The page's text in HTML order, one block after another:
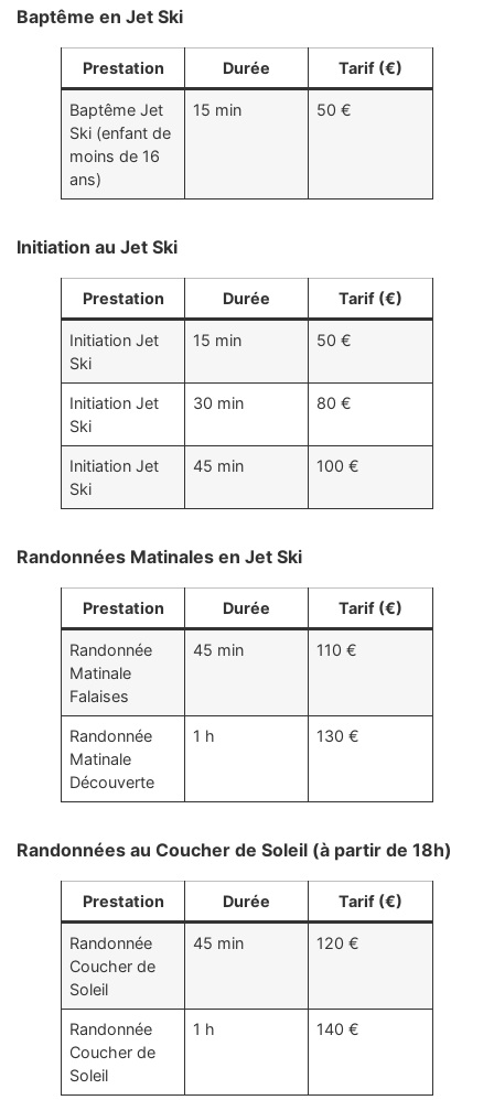
Baptême en Jet Ski
Prestation Durée Tarif (€)
Baptême Jet
Ski (enfant de
moins de 16
ans)
15 min 50 €
Initiation au Jet Ski
Prestation Durée Tarif (€)
Initiation Jet
Ski
15 min 50 €
Initiation Jet
Ski
30 min 80 €
Initiation Jet
Ski
45 min 100 €
Randonnées Matinales en Jet Ski
Prestation Durée Tarif (€)
Randonnée
Matinale
Falaises
45 min 110 €
Randonnée
Matinale
Découverte
1 h 130 €
Randonnées au Coucher de Soleil (à partir de 18h)
Prestation Durée Tarif (€)
Randonnée
Coucher de
Soleil
45 min 120 €
Randonnée
Coucher de
Soleil
1 h 140 €